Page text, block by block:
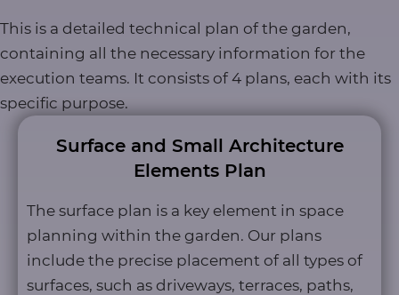
This is a detailed technical plan of the garden,
containing all the necessary information for the
execution teams. It consists of 4 plans, each with its
specific purpose.
Surface and Small Architecture
Elements Plan
The surface plan is a key element in space
planning within the garden. Our plans
include the precise placement of all types of
surfaces, such as driveways, terraces, paths,